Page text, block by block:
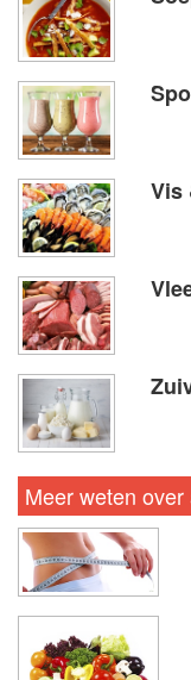
Vis
Meer weten over